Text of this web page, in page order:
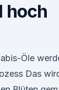
hoch
Öle
Das